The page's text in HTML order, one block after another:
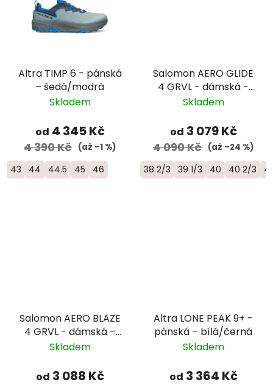
Altra TIMP 6 - pánská
– šedá/modrá
Skladem
od 4 345 Kč
4 390 Kč (až –1 %)
43 44 44.5 45 46
Salomon AERO GLIDE
4 GRVL - dámská -
vínová
Skladem
od 3 079 Kč
4 090 Kč (až –24 %)
38 2/3 39 1/3 40 40 2/3
Salomon AERO BLAZE
4 GRVL - dámská –
béžová
Skladem
od 3 088 Kč
Altra LONE PEAK 9+ -
pánská – bílá/černá
Skladem
od 3 364 Kč